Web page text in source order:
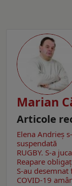
Marian
Articole
Elena Andrieş
suspendată
RUGBY. S-a
Reapare
S-au
COVID-19